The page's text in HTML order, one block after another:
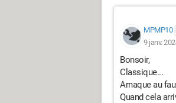
MPMP10
9 janv.
Bonsoir,
Classique...
Arnaque au
Quand cela